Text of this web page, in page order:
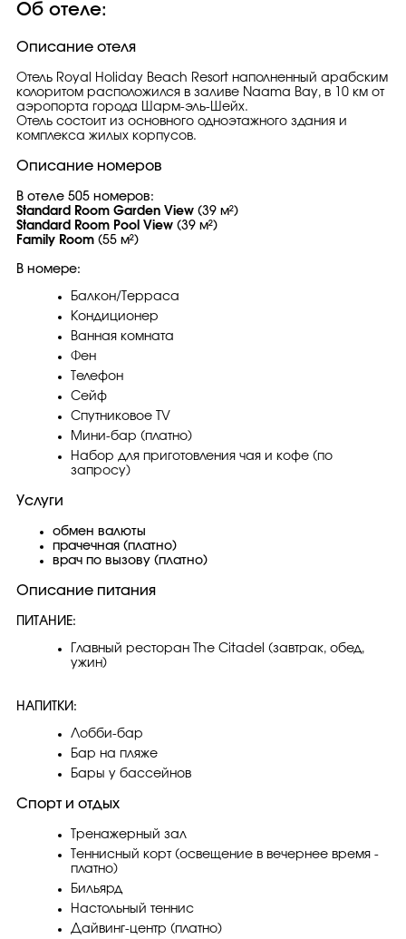
Об отеле:
Описание отеля
Отель Royal Holiday Beach Resort наполненный арабским
колоритом расположился в заливе Naama Bay, в 10 км от
аэропорта города Шарм-эль-Шейх.
Отель состоит из основного одноэтажного здания и
комплекса жилых корпусов.
Описание номеров
В отеле 505 номеров:
Standard Room Garden View (39 м²)
Standard Room Pool View (39 м²)
Family Room (55 м²)
В номере:
Балкон/Терраса
Кондиционер
Ванная комната
Фен
Телефон
Сейф
Спутниковое TV
Мини-бар (платно)
Набор для приготовления чая и кофе (по
запросу)
Услуги
обмен валюты
прачечная (платно)
врач по вызову (платно)
Описание питания
ПИТАНИЕ:
Главный ресторан The Citadel (завтрак, обед,
ужин)
НАПИТКИ:
Лобби-бар
Бар на пляже
Бары у бассейнов
Спорт и отдых
Тренажерный зал
Теннисный корт (освещение в вечернее время -
платно)
Бильярд
Настольный теннис
Дайвинг-центр (платно)